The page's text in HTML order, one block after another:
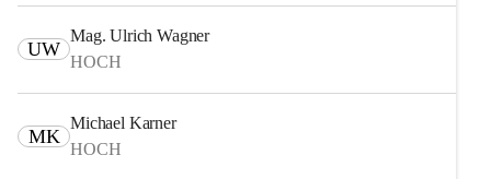
UW
Mag. Ulrich Wagner
HOCH
MK
Michael Karner
HOCH